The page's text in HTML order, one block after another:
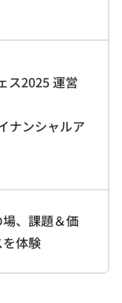
ス2025 運営
ナンシャルア
、課題＆価
体験